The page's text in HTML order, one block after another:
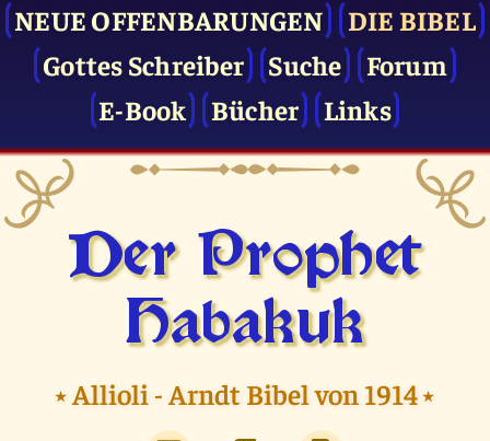
NEUE OFFENBARUNGEN
DIE BIBEL
Gottes Schreiber
Suche
Forum
E-Book
Bücher Links
Der Prophet
Habakuk
⭑Allioli - Arndt Bibel von 1914⭑